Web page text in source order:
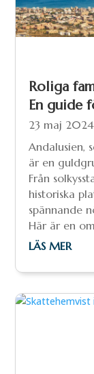
Roliga
En guide
23 maj 2024
Andalusien,
är en
Från
historiska
spännande
Här är en
LÄS MER